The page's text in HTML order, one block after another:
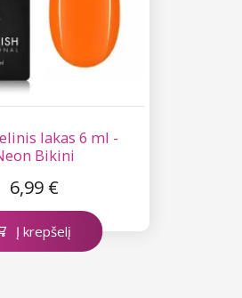
lakas 6 ml -
Bikini
6,99 €
Į krepšelį